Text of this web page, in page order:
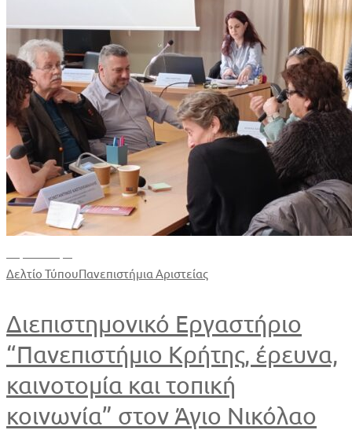
Δελτίο ΤύπουΠανεπιστήμια Αριστείας
Διεπιστημονικό Εργαστήριο
“Πανεπιστήμιο Κρήτης, έρευνα,
καινοτομία και τοπική
κοινωνία” στον Άγιο Νικόλαο